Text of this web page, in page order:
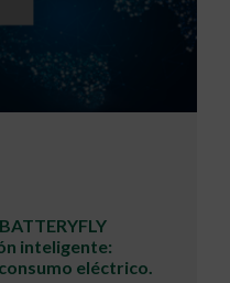
inteligente:
eléctrico.